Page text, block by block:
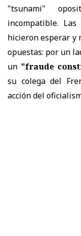
"tsunami"
incompatible.
hicieron esperar y
opuestas: por un
un "fraude
su colega del
acción del